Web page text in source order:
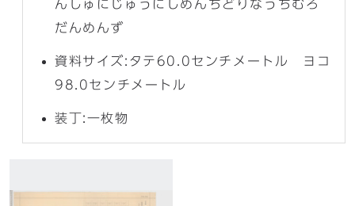
んしゅにじゅうにしめんちどりなうちむろ
だんめんず
資料サイズ:タテ60.0センチメートル ヨコ
98.0センチメートル
装丁:一枚物